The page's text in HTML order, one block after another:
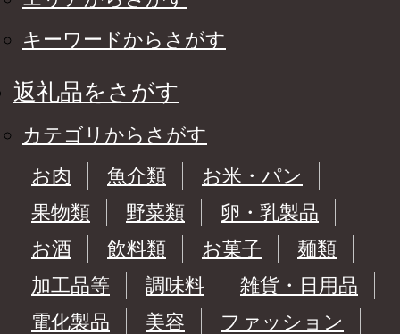
キーワードからさがす
返礼品をさがす
カテゴリからさがす
お肉
魚介類
お米・パン
果物類
野菜類
卵・乳製品
お酒
飲料類 お菓子
麺類
加工品等
調味料
雑貨・日用品
電化製品
美容
ファッション